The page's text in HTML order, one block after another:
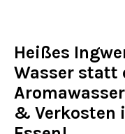
Heißes
Wasser statt
& Verkosten